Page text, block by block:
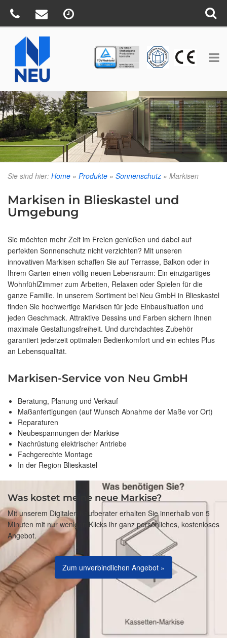
Sie sind hier: Home » Produkte » Sonnenschutz » Markisen
Markisen in Blieskastel und
Umgebung
Sie möchten mehr Zeit im Freien genießen und dabei auf
perfekten Sonnenschutz nicht verzichten? Mit unseren
innovativen Markisen schaffen Sie auf Terrasse, Balkon oder in
Ihrem Garten einen völlig neuen Lebensraum: Ein einzigartiges
WohnfühlZimmer zum Arbeiten, Relaxen oder Spielen für die
ganze Familie. In unserem Sortiment bei Neu GmbH in Blieskastel
finden Sie hochwertige Markisen für jede Einbausituation und
jeden Geschmack. Attraktive Dessins und Farben sichern Ihnen
maximale Gestaltungsfreiheit. Und durchdachtes Zubehör
garantiert jederzeit optimalen Bedienkomfort und ein echtes Plus
an Lebensqualität.
Markisen-Service von Neu GmbH
Beratung, Planung und Verkauf
Maßanfertigungen (auf Wunsch Abnahme der Maße vor Ort)
Reparaturen
Neubespannungen der Markise
Nachrüstung elektrischer Antriebe
Fachgerechte Montage
In der Region Blieskastel
Was kostet meine neue Markise?
Mit unserem Digitalen Kaufberater erhalten Sie innerhalb von 5
Minuten mit nur wenigen Klicks ihr ganz persönliches, kostenloses
Angebot.
Zum unverbindlichen Angebot »
TÜV CE BV